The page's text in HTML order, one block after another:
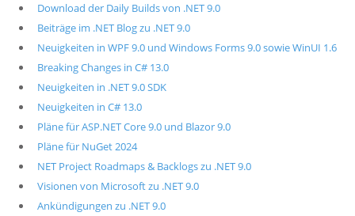
Download der Daily Builds von .NET 9.0
Beiträge im .NET Blog zu .NET 9.0
Neuigkeiten in WPF 9.0 und Windows Forms 9.0 sowie WinUI 1.6
Breaking Changes in C# 13.0
Neuigkeiten in .NET 9.0 SDK
Neuigkeiten in C# 13.0
Pläne für ASP.NET Core 9.0 und Blazor 9.0
Pläne für NuGet 2024
NET Project Roadmaps & Backlogs zu .NET 9.0
Visionen von Microsoft zu .NET 9.0
Ankündigungen zu .NET 9.0